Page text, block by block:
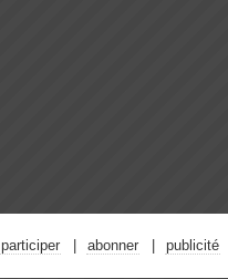
participer abonner publicité